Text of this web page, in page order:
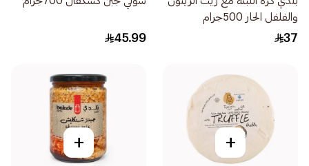
والفلفل الحار 500جرام
37
45.99
+
+